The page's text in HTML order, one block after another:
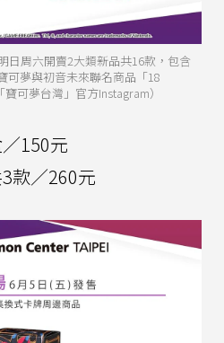
日周六開賣2大類新品共16款，包含
可夢與初音未來聯名商品「18
可夢台灣」官方Instagram）
150元
款／260元